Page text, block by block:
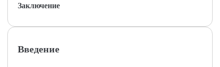
Заключение
Введение